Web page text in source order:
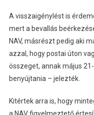
A visszaigénylést is
mert a bevallás
NAV, másrészt pedig aki
azzal, hogy postai úton
összeget, annak május
benyújtania – jelezték.
Kitértek arra is, hogy
a NAV figyelmeztető